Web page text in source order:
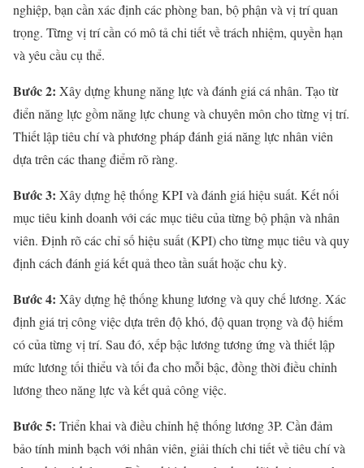
nghiệp, bạn cần xác định các phòng ban, bộ phận và vị trí quan
trọng. Từng vị trí cần có mô tả chi tiết về trách nhiệm, quyền hạn
và yêu cầu cụ thể.
Bước 2: Xây dựng khung năng lực và đánh giá cá nhân. Tạo từ
điển năng lực gồm năng lực chung và chuyên môn cho từng vị trí.
Thiết lập tiêu chí và phương pháp đánh giá năng lực nhân viên
dựa trên các thang điểm rõ ràng.
Bước 3: Xây dựng hệ thống KPI và đánh giá hiệu suất. Kết nối
mục tiêu kinh doanh với các mục tiêu của từng bộ phận và nhân
viên. Định rõ các chỉ số hiệu suất (KPI) cho từng mục tiêu và quy
định cách đánh giá kết quả theo tần suất hoặc chu kỳ.
Bước 4: Xây dựng hệ thống khung lương và quy chế lương. Xác
định giá trị công việc dựa trên độ khó, độ quan trọng và độ hiếm
có của từng vị trí. Sau đó, xếp bậc lương tương ứng và thiết lập
mức lương tối thiểu và tối đa cho mỗi bậc, đồng thời điều chỉnh
lương theo năng lực và kết quả công việc.
Bước 5: Triển khai và điều chỉnh hệ thống lương 3P. Cần đảm
bảo tính minh bạch với nhân viên, giải thích chi tiết về tiêu chí và